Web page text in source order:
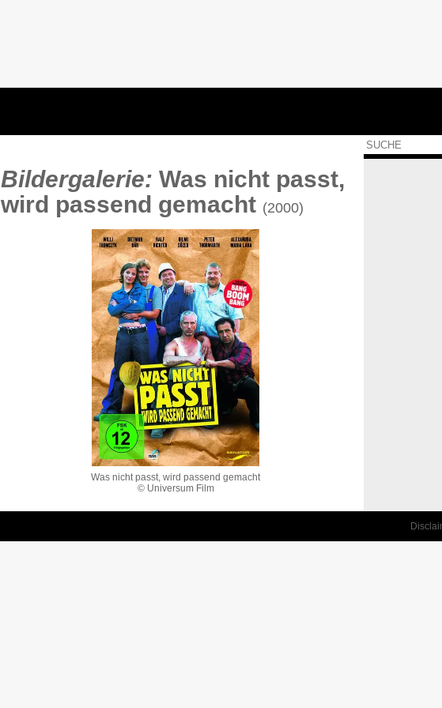
Bildergalerie: Was nicht passt,
wird passend gemacht (2000)
Was nicht passt, wird passend gemacht
© Universum Film